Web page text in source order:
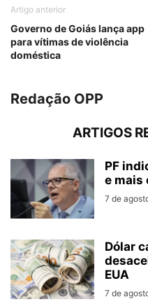
Artigo anterior
Governo de Goiás lança app
para vítimas de violência
doméstica
Redação OPP
ARTIGOS
PF
e mais
7 de
Dólar
EUA
7 de